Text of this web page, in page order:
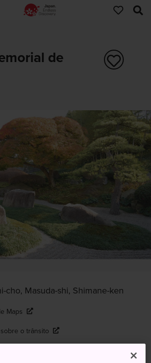
de
cho, Masuda-shi, Shimane-ken
Maps
o trânsito